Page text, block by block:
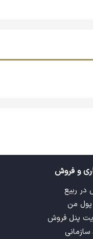
و فروش
در ربیع
من
پنل فروش